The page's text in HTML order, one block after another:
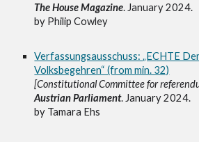
The House Magazine. January 2024.
by Philip Cowley
Verfassungsausschuss: „ECHTE
Volksbegehren“ (from min. 32)
[Constitutional Committee for
Austrian Parliament. January 2024.
by Tamara Ehs